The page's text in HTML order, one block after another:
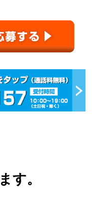
す。